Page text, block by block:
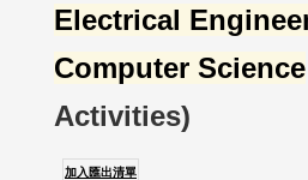
Electrical
Computer Science
Activities)
加入匯出清單